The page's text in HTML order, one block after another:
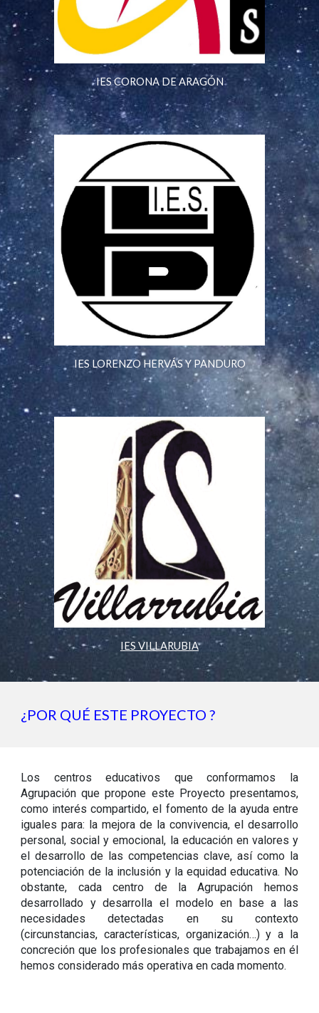
IES CORONA DE ARAGÓN
IES LORENZO HERVÁS Y PANDURO
IES VILLARUBIA
¿POR QUÉ ESTE PROYECTO ?
Los centros educativos que conformamos la
Agrupación que propone este Proyecto presentamos,
como interés compartido, el fomento de la ayuda entre
iguales para: la mejora de la convivencia, el desarrollo
personal, social y emocional, la educación en valores y
el desarrollo de las competencias clave, así como la
potenciación de la inclusión y la equidad educativa. No
obstante, cada centro de la Agrupación hemos
desarrollado y desarrolla el modelo en base a las
necesidades detectadas en su contexto
(circunstancias, características, organización…) y a la
concreción que los profesionales que trabajamos en él
hemos considerado más operativa en cada momento.